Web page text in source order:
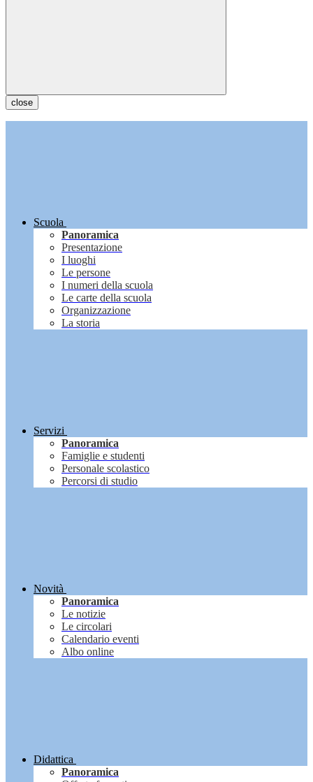
close
Scuola
Panoramica
Presentazione
I luoghi
Le persone
I numeri della scuola
Le carte della scuola
Organizzazione
La storia
Servizi
Panoramica
Famiglie e studenti
Personale scolastico
Percorsi di studio
Novità
Panoramica
Le notizie
Le circolari
Calendario eventi
Albo online
Didattica
Panoramica